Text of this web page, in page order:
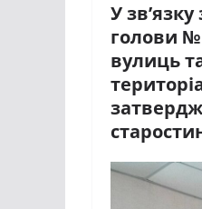
У
голови №
вулиць